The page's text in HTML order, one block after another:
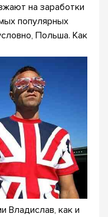
на заработки
популярных
Польша. Как
Владислав, как и